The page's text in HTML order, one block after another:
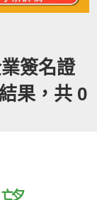
簽名證
果，共 0